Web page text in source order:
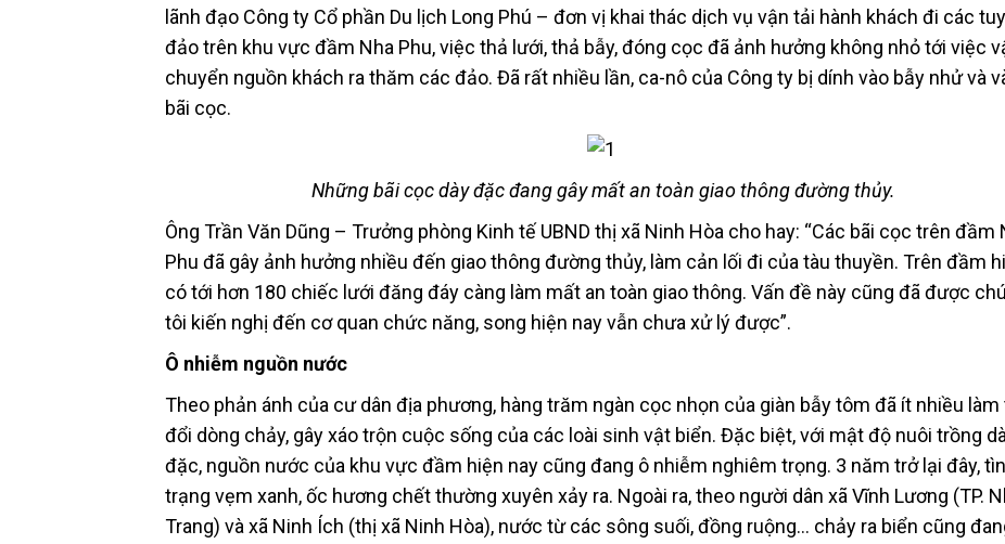
lãnh đạo Công ty Cổ phần Du lịch Long Phú – đơn vị khai thác dịch vụ vận tải hành khách đi các
đảo trên khu vực đầm Nha Phu, việc thả lưới, thả bẫy, đóng cọc đã ảnh hưởng không nhỏ tới việc
chuyển nguồn khách ra thăm các đảo. Đã rất nhiều lần, ca-nô của Công ty bị dính vào bẫy nhử và
bãi cọc.
Những bãi cọc dày đặc đang gây mất an toàn giao thông đường thủy.
Ông Trần Văn Dũng – Trưởng phòng Kinh tế UBND thị xã Ninh Hòa cho hay: “Các bãi cọc trên đầm
Phu đã gây ảnh hưởng nhiều đến giao thông đường thủy, làm cản lối đi của tàu thuyền. Trên đầm
có tới hơn 180 chiếc lưới đăng đáy càng làm mất an toàn giao thông. Vấn đề này cũng đã được
tôi kiến nghị đến cơ quan chức năng, song hiện nay vẫn chưa xử lý được”.
Ô nhiễm nguồn nước
Theo phản ánh của cư dân địa phương, hàng trăm ngàn cọc nhọn của giàn bẫy tôm đã ít nhiều làm
đổi dòng chảy, gây xáo trộn cuộc sống của các loài sinh vật biển. Đặc biệt, với mật độ nuôi trồng
đặc, nguồn nước của khu vực đầm hiện nay cũng đang ô nhiễm nghiêm trọng. 3 năm trở lại đây,
trạng vẹm xanh, ốc hương chết thường xuyên xảy ra. Ngoài ra, theo người dân xã Vĩnh Lương (TP.
Trang) và xã Ninh Ích (thị xã Ninh Hòa), nước từ các sông suối, đồng ruộng… chảy ra biển cũng